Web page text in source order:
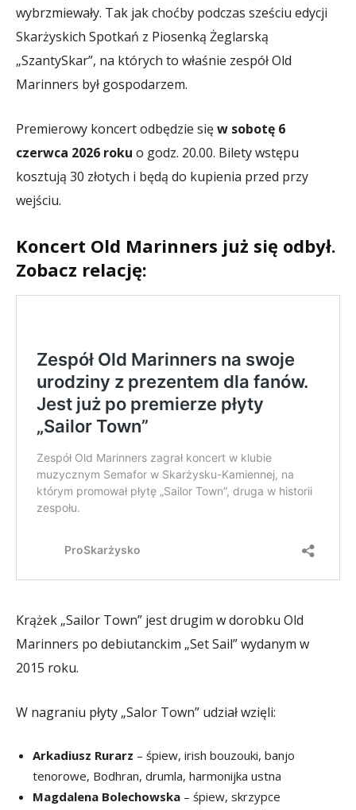
wybrzmiewały. Tak jak choćby podczas sześciu edycji
Skarżyskich Spotkań z Piosenką Żeglarską
„SzantySkar”, na których to właśnie zespół Old
Marinners był gospodarzem.
Premierowy koncert odbędzie sięw sobotę 6
czerwca 2026 roku o godz. 20.00. Bilety wstępu
kosztują 30 złotych i będą do kupienia przed przy
wejściu.
Koncert Old Marinners już się odbył.
Zobacz relację:
Krążek „Sailor Town” jest drugim w dorobku Old
Marinners po debiutanckim „Set Sail” wydanym w
2015 roku.
W nagraniu płyty „Salor Town” udział wzięli:
Arkadiusz Rurarz – śpiew, irish bouzouki, banjo
tenorowe, Bodhran, drumla, harmonijka ustna
Magdalena Bolechowska – śpiew, skrzypce